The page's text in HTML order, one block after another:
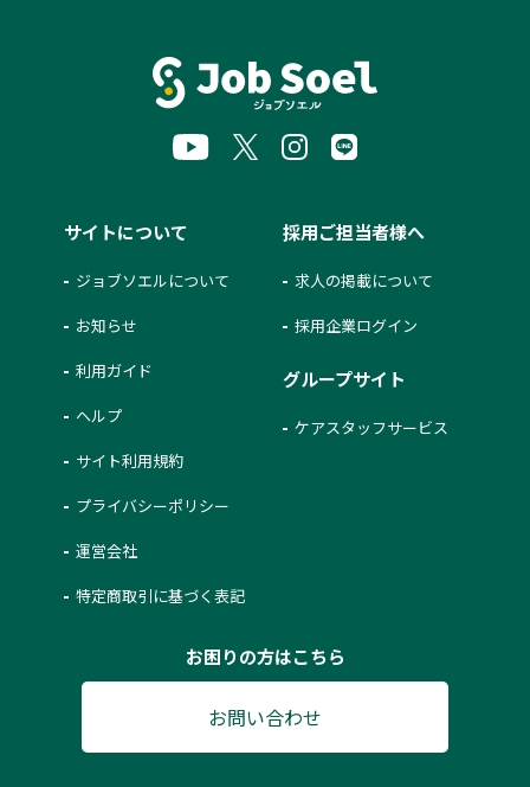
サイトについて
ジョブソエルについて
お知らせ
利用ガイド
ヘルプ
サイト利用規約
プライバシーポリシー
運営会社
特定商取引に基づく表記
採用ご担当者様へ
求人の掲載について
採用企業ログイン
グループサイト
ケアスタッフサービス
お困りの方はこちら
お問い合わせ